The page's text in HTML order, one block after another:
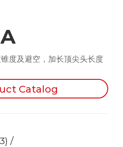
度及避空，加长顶尖头长度
Catalog
/